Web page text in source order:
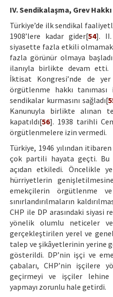
IV. Sendikalaşma, Grev
Türkiye’de ilk sendikal
1908’lere kadar gider[54]. II.
siyasette fazla etkili
fazla görünür olmaya
ilanıyla birlikte devam etti.
İktisat Kongresi’nde de yer
örgütlenme hakkı
sendikalar kurmasını sağladı[
Kanunuyla birlikte alınan
kapatıldı[56]. 1938 tarihli
örgütlenmelere izin vermedi.
Türkiye, 1946 yılından
çok partili hayata geçti. Bu
açıdan etkiledi. Öncelikle
hürriyetlerin
emekçilerin örgütlenme ve
sınırlandırılmaların
CHP ile DP arasındaki siyasi
yönelik olumlu neticeler
gerçekleştirilen yerel ve
talep ve şikâyetlerinin yerine
gösterildi. DP’nin işçi ve
çabaları, CHP’nin işçilere
geçirmeyi ve işçiler lehine
yapmayı zorunlu hale getirdi.